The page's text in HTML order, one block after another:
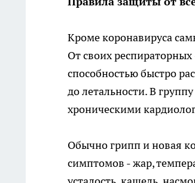
Кроме коронавируса
От своих
способностью быстро
до летальности. В
хроническими
Обычно грипп и новая
симптомов - жар,